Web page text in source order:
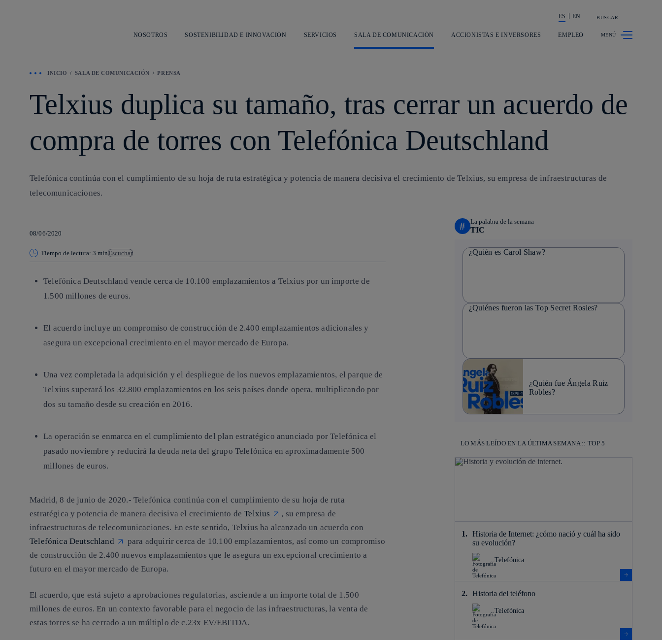
principal
La acción en accionistas e inversores
ES EN BUSCAR
NOSOTROS SOSTENIBILIDAD E INNOVACIÓN SERVICIOS SALA DE COMUNICACIÓN ACCIONISTAS E INVERSORES EMPLEO
INICIO SALA DE COMUNICACIÓN PRENSA
Telxius duplica su tamaño, tras cerrar un acuerdo de
compra de torres con Telefónica Deutschland
Telefónica continúa con el cumplimiento de su hoja de ruta estratégica y potencia de manera decisiva el crecimiento de Telxius, su empresa de infraestructuras de
telecomunicaciones.
08/06/2020
Tiempo de lectura: 3 minEscuchar
Telefónica Deutschland vende cerca de 10.100 emplazamientos a Telxius por un importe de
1.500 millones de euros.
El acuerdo incluye un compromiso de construcción de 2.400 emplazamientos adicionales y
asegura un excepcional crecimiento en el mayor mercado de Europa.
Una vez completada la adquisición y el despliegue de los nuevos emplazamientos, el parque de
Telxius superará los 32.800 emplazamientos en los seis países donde opera, multiplicando por
dos su tamaño desde su creación en 2016.
La operación se enmarca en el cumplimiento del plan estratégico anunciado por Telefónica el
pasado noviembre y reducirá la deuda neta del grupo Telefónica en aproximadamente 500
millones de euros.
Madrid, 8 de junio de 2020.- Telefónica continúa con el cumplimiento de su hoja de ruta
estratégica y potencia de manera decisiva el crecimiento deTelxius
, su empresa de
infraestructuras de telecomunicaciones. En este sentido, Telxius ha alcanzado un acuerdo con
Telefónica Deutschland
para adquirir cerca de 10.100 emplazamientos, así como un compromiso
de construcción de 2.400 nuevos emplazamientos que le asegura un excepcional crecimiento a
futuro en el mayor mercado de Europa.
El acuerdo, que está sujeto a aprobaciones regulatorias, asciende a un importe total de 1.500
millones de euros. En un contexto favorable para el negocio de las infraestructuras, la venta de
estas torres se ha cerrado a un múltiplo de c.23x EV/EBITDA.
# La palabra de la semana
TIC
¿Quién es Carol Shaw?
¿Quiénes fueron las Top Secret Rosies?
¿Quién fue Ángela Ruiz
Robles?
LO MÁS LEÍDO EN LA ÚLTIMA SEMANA :: TOP 5
Historia de Internet: ¿cómo nació y cuál ha sido
su evolución?
Telefónica
Historia del teléfono
Telefónica